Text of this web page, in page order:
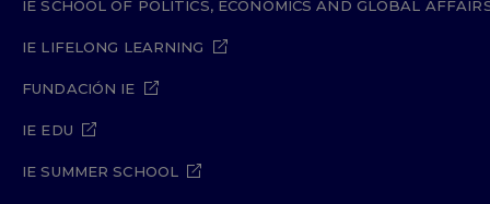
IE SCHOOL OF POLITICS, ECONOMICS AND GLOBAL
IE LIFELONG LEARNING
FUNDACIÓN IE
IE EDU
IE SUMMER SCHOOL